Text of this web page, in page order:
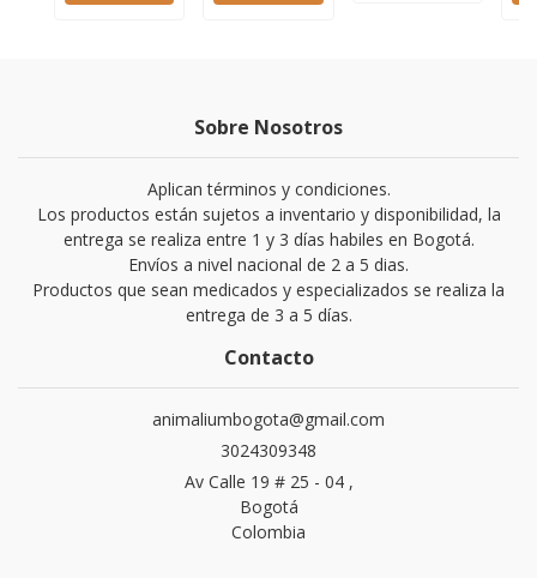
Sobre Nosotros
Aplican términos y condiciones.
Los productos están sujetos a inventario y disponibilidad, la
entrega se realiza entre 1 y 3 días habiles en Bogotá.
Envíos a nivel nacional de 2 a 5 dias.
Productos que sean medicados y especializados se realiza la
entrega de 3 a 5 días.
Contacto
animaliumbogota@gmail.com
3024309348
Av Calle 19 # 25 - 04 ,
Bogotá
Colombia